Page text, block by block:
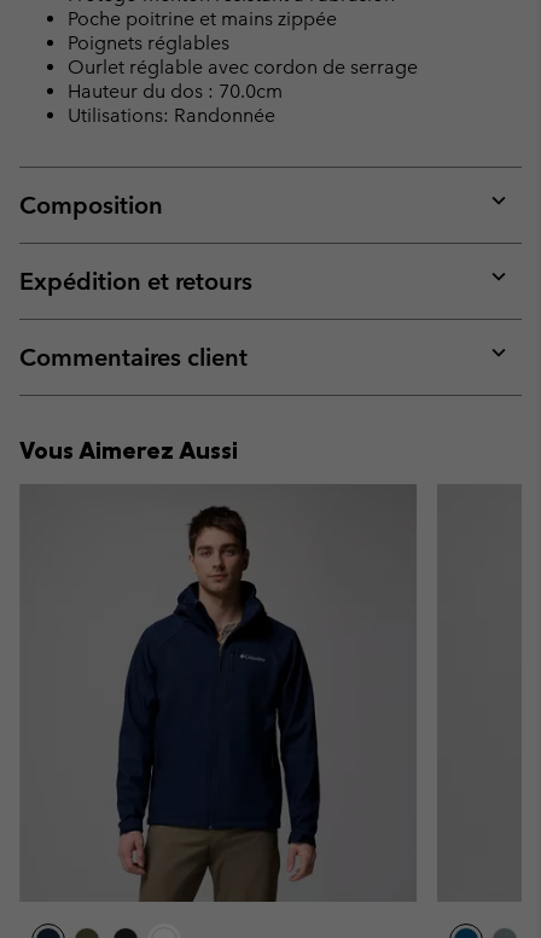
Poche poitrine et mains zippée
Poignets réglables
Ourlet réglable avec cordon de serrage
Hauteur du dos : 70.0cm
Utilisations: Randonnée
Composition
or
Expédition et retours
or
Commentaires client
or
Vous Aimerez Aussi